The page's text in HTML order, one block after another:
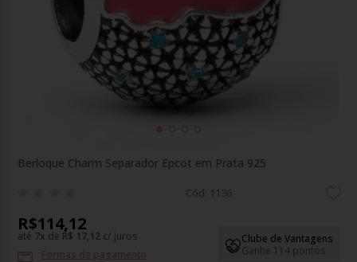
Berloque Charm Separador Epcot em Prata 925
Cód: 1136
Clube de Vantagens
Ganhe 114 pontos
R$114,12
até 7x de R$ 17,12 c/ juros
Formas de pagamento